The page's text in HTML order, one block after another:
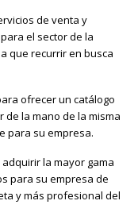
de venta y
el sector de la
que recurrir en busca
ofrecer un catálogo
la mano de la misma
para su empresa.
la mayor gama
para su empresa de
y más profesional del